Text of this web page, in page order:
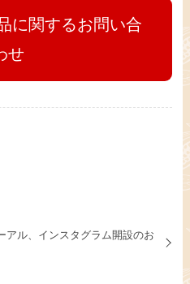
に関するお問い合
せ
アル、インスタグラム開設のお